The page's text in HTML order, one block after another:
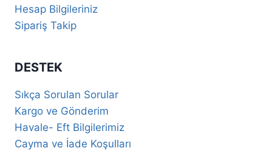
Hesap Bilgileriniz
Sipariş Takip
DESTEK
Sıkça Sorulan Sorular
Kargo ve Gönderim
Havale- Eft Bilgilerimiz
Cayma ve İade Koşulları